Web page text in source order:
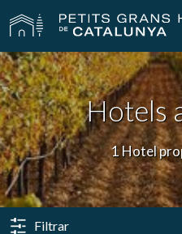
Els Nostres Hotels
Casaments
Xecs Regal
Hotels
1 Hotel
Filtrar